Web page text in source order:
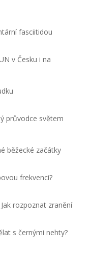
fasciitidou
v Česku i na
průvodce světem
běžecké začátky
frekvenci?
rozpoznat zranění
s černými nehty?